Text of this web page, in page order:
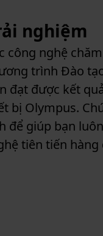
nghiệm
công nghệ
trình Đào
đạt được kết
bị Olympus.
để giúp bạn
tiên tiến hàng